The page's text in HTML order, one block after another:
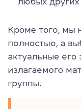
Кроме того, мы
полностью, а
актуальные его
излагаемого
группы.